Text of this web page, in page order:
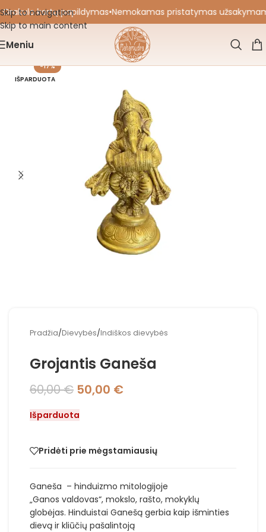
Skip to navigation
Skip to main content
kortų papildymas•Nemokamas pristatymas
Meniu
-17%
IŠPARDUOTA
Pradžia/Dievybės/Indiškos dievybės
Grojantis Ganeša
60,00€ 50,00 €
Išparduota
Pridėti prie mėgstamiausių
Ganeša – hinduizmo mitologijoje
„Ganos valdovas“, mokslo, rašto, mokyklų
globėjas. Hinduistai Ganešą gerbia kaip išminties
dievą ir kliūčių pašalintoją